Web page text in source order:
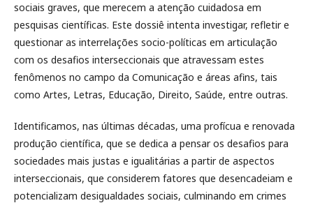
sociais graves, que merecem a atenção cuidadosa em
pesquisas científicas. Este dossiê intenta investigar, refletir e
questionar as interrelações socio-políticas em articulação
com os desafios interseccionais que atravessam estes
fenômenos no campo da Comunicação e áreas afins, tais
como Artes, Letras, Educação, Direito, Saúde, entre outras.
Identificamos, nas últimas décadas, uma profícua e renovada
produção científica, que se dedica a pensar os desafios para
sociedades mais justas e igualitárias a partir de aspectos
interseccionais, que considerem fatores que desencadeiam e
potencializam desigualdades sociais, culminando em crimes